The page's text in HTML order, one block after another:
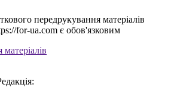
передрукування матеріалів
for-ua.com є обов'язковим